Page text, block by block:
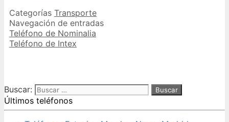
Categorías Transporte
Navegación de entradas
Teléfono de Nominalia
Teléfono de Intex
Buscar:
Últimos teléfonos